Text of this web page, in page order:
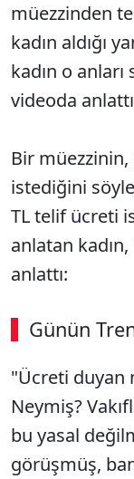
müezzinden
kadın aldığı
kadın o anları
videoda
Bir
istediğini
TL telif ücreti
anlatan
anlattı:
Günün
"Ücreti duyan
Neymiş?
bu yasal
görüşmüş,